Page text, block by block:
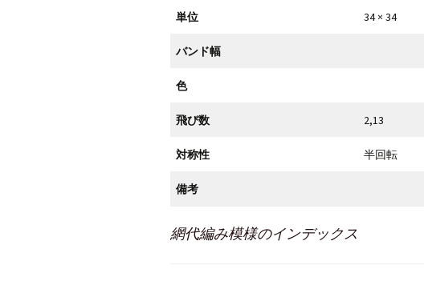
単位 34 × 34
バンド幅
色
飛び数 2,13
対称性 半回転
備考
網代編み模様のインデックス